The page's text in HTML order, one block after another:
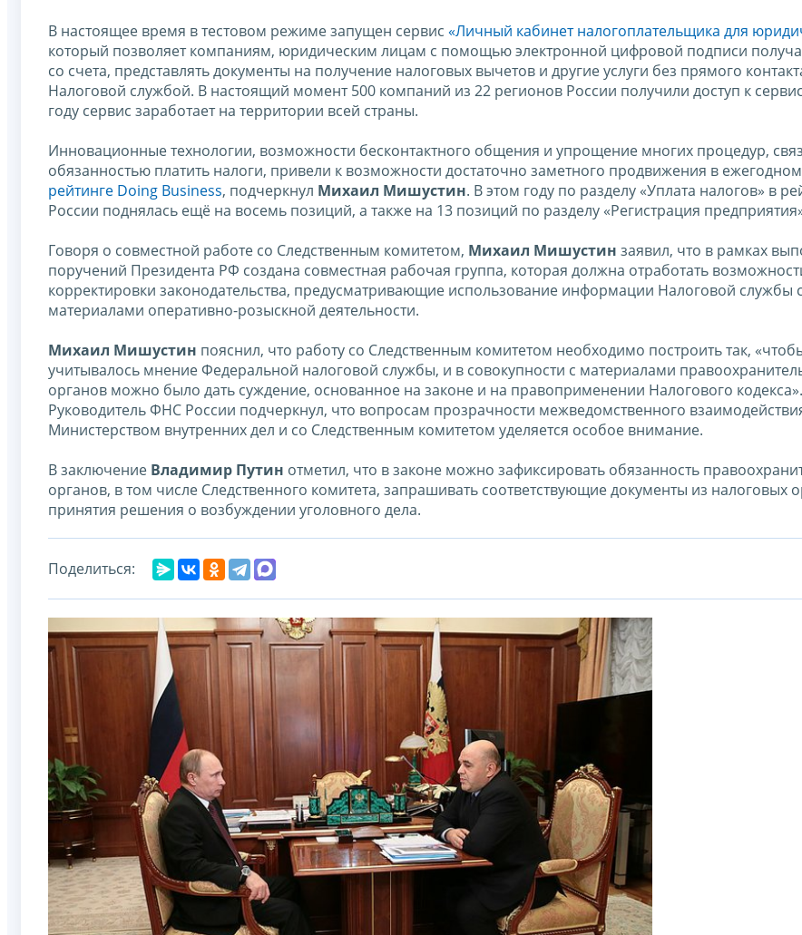
В настоящее время в тестовом режиме запущен сервис «Личный кабинет налогоплательщика для
который позволяет компаниям, юридическим лицам с помощью электронной цифровой подписи
со счета, представлять документы на получение налоговых вычетов и другие услуги без прямого
Налоговой службой. В настоящий момент 500 компаний из 22 регионов России получили доступ к
году сервис заработает на территории всей страны.
Инновационные технологии, возможности бесконтактного общения и упрощение многих процедур,
обязанностью платить налоги, привели к возможности достаточно заметного продвижения в ежегодном
рейтинге Doing Business, подчеркнул Михаил Мишустин. В этом году по разделу «Уплата налогов» в
России поднялась ещё на восемь позиций, а также на 13 позиций по разделу «Регистрация
Говоря о совместной работе со Следственным комитетом, Михаил Мишустин заявил, что в рамках
поручений Президента РФ создана совместная рабочая группа, которая должна отработать
корректировки законодательства, предусматривающие использование информации Налоговой службы
материалами оперативно-розыскной деятельности.
Михаил Мишустин пояснил, что работу со Следственным комитетом необходимо построить так,
учитывалось мнение Федеральной налоговой службы, и в совокупности с материалами
органов можно было дать суждение, основанное на законе и на правоприменении Налогового кодекса».
Руководитель ФНС России подчеркнул, что вопросам прозрачности межведомственного
Министерством внутренних дел и со Следственным комитетом уделяется особое внимание.
В заключение Владимир Путин отметил, что в законе можно зафиксировать обязанность
органов, в том числе Следственного комитета, запрашивать соответствующие документы из налоговых
принятия решения о возбуждении уголовного дела.
Поделиться: